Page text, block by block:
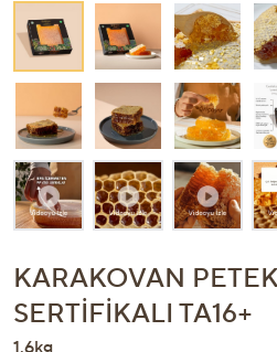
KARAKOVAN
SERTIFIKALI TA16+
1.6kg